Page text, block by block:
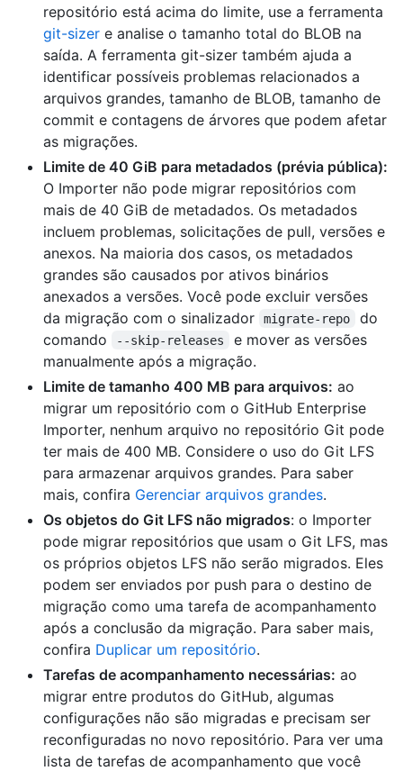
repositório está acima do limite, use a ferramenta
git-sizer e analise o tamanho total do BLOB na
saída. A ferramenta git-sizer também ajuda a
identificar possíveis problemas relacionados a
arquivos grandes, tamanho de BLOB, tamanho de
commit e contagens de árvores que podem afetar
as migrações.
Limite de 40 GiB para metadados (prévia pública):
O Importer não pode migrar repositórios com
mais de 40 GiB de metadados. Os metadados
incluem problemas, solicitações de pull, versões e
anexos. Na maioria dos casos, os metadados
grandes são causados por ativos binários
anexados a versões. Você pode excluir versões
da migração com o sinalizador
migrate-repo
do
comando
--skip-releases
e mover as versões
manualmente após a migração.
Limite de tamanho 400 MB para arquivos: ao
migrar um repositório com o GitHub Enterprise
Importer, nenhum arquivo no repositório Git pode
ter mais de 400 MB. Considere o uso do Git LFS
para armazenar arquivos grandes. Para saber
mais, confira Gerenciar arquivos grandes.
Os objetos do Git LFS não migrados: o Importer
pode migrar repositórios que usam o Git LFS, mas
os próprios objetos LFS não serão migrados. Eles
podem ser enviados por push para o destino de
migração como uma tarefa de acompanhamento
após a conclusão da migração. Para saber mais,
confira Duplicar um repositório.
Tarefas de acompanhamento necessárias: ao
migrar entre produtos do GitHub, algumas
configurações não são migradas e precisam ser
reconfiguradas no novo repositório. Para ver uma
lista de tarefas de acompanhamento que você